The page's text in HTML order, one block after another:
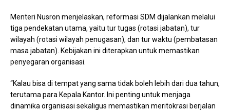
Menteri Nusron menjelaskan, reformasi SDM dijalankan melalui
tiga pendekatan utama, yaitu tur tugas (rotasi jabatan), tur
wilayah (rotasi wilayah penugasan), dan tur waktu (pembatasan
masa jabatan). Kebijakan ini diterapkan untuk memastikan
penyegaran organisasi.
“Kalau bisa di tempat yang sama tidak boleh lebih dari dua tahun,
terutama para Kepala Kantor. Ini penting untuk menjaga
dinamika organisasi sekaligus memastikan meritokrasi berjalan